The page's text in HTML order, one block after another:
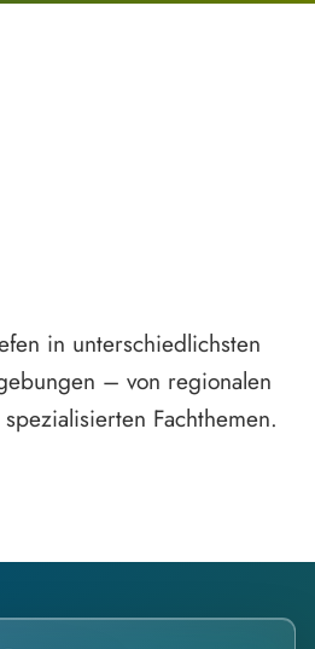
in unterschiedlichsten
– von regionalen
Fachthemen.